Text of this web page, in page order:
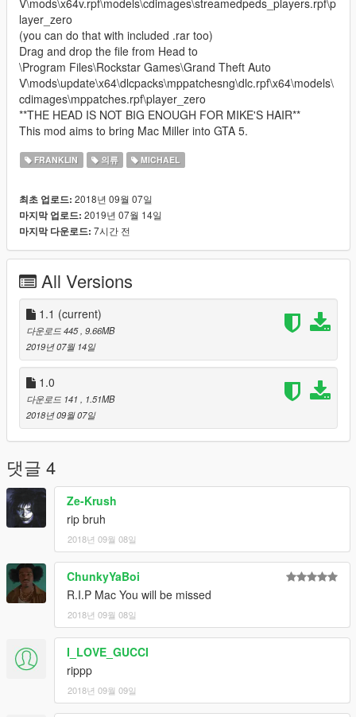
V\mods\x64v.rpf\models\cdimages\streamedpeds_players.rpf\p
layer_zero
(you can do that with included .rar too)
Drag and drop the file from Head to
\Program Files\Rockstar Games\Grand Theft Auto
V\mods\update\x64\dlcpacks\mppatchesng\dlc.rpf\x64\models\
cdimages\mppatches.rpf\player_zero
**THE HEAD IS NOT BIG ENOUGH FOR MIKE'S HAIR**
This mod aims to bring Mac Miller into GTA 5.
FRANKLIN 의류 MICHAEL
최초 업로드: 2018년 09월 07일
마지막 업로드: 2019년 07월 14일
마지막 다운로드: 7시간 전
All Versions
1.1 (current)
다운로드 445, 9.66MB
2019년 07월 14일
1.0
다운로드 141 , 1.51MB
2018년 09월 07일
댓글 4
Ze-Krush
rip bruh
2018년 09월 08일
ChunkyYaBoi
R.I.P Mac You will be missed
2018년 09월 08일
I_LOVE_GUCCI
rippp
2018년 09월 09일